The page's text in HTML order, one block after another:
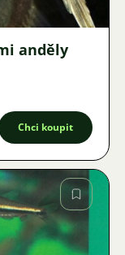
anděly
Chci koupit